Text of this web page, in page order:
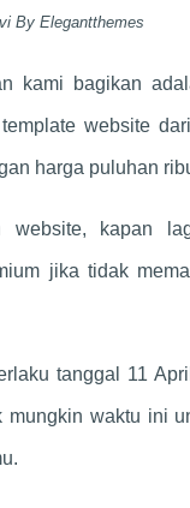
By Elegantthemes
kami bagikan
website
harga puluhan
website, kapan
jika tidak
tanggal 11
mungkin waktu ini